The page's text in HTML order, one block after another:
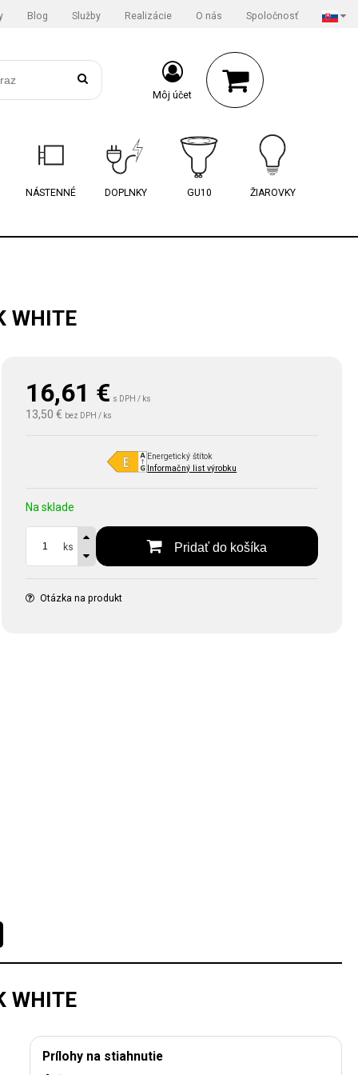
Blog Služby Realizácie O nás Spoločnosť
Môj účet
NÁSTENNÉ DOPLNKY GU10 ŽIAROVKY
WHITE
16,61 € s DPH / ks
13,50 € bez DPH / ks
Energetický štítok
Informačný list výrobku
Na sklade
ks Pridať do košíka
Otázka na produkt
WHITE
Prílohy na stiahnutie